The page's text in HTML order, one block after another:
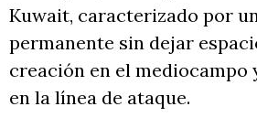
Kuwait, caracterizado por
permanente sin dejar
creación en el mediocampo
en la línea de ataque.